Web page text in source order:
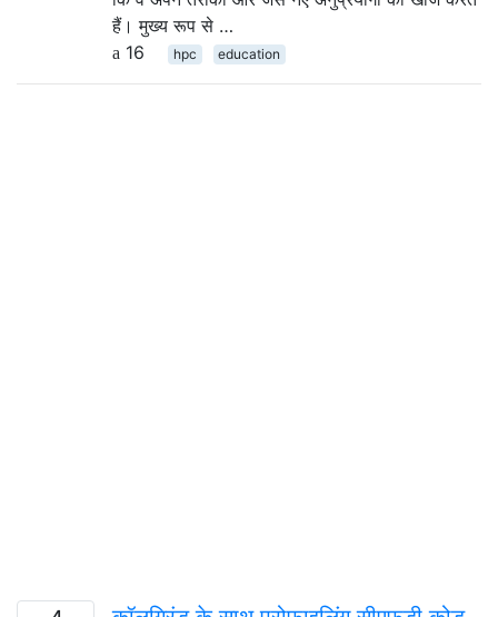
हैं। मुख्य रूप से …
16
hpc education